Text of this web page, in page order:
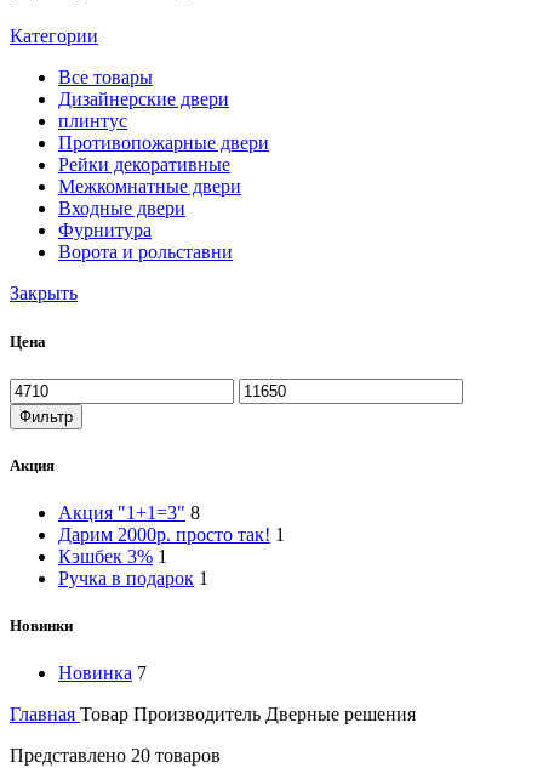
Категории
Все товары
Дизайнерские двери
плинтус
Противопожарные двери
Рейки декоративные
Межкомнатные двери
Входные двери
Фурнитура
Ворота и рольставни
Закрыть
Цена
Минимальная
цена
Максимальная
цена
Фильтр
Акция
Акция "1+1=3" 8
Дарим 2000р. просто так! 1
Кэшбек 3% 1
Ручка в подарок 1
Новинки
Новинка 7
Главная Товар Производитель Дверные решения
Представлено 20 товаров